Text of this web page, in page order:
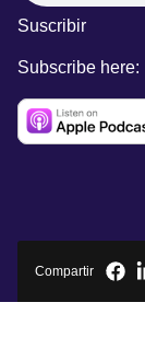
Suscribir
Subscribe here:
Compartir